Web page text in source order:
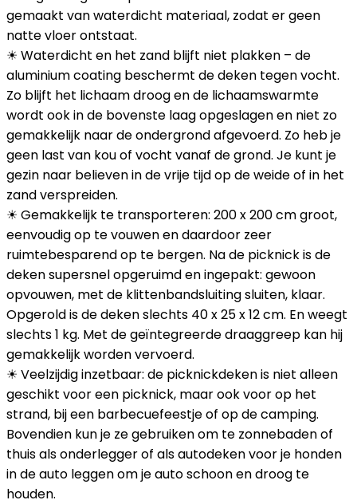
gemaakt van waterdicht materiaal, zodat er geen
natte vloer ontstaat.
☀ Waterdicht en het zand blijft niet plakken – de
aluminium coating beschermt de deken tegen vocht.
Zo blijft het lichaam droog en de lichaamswarmte
wordt ook in de bovenste laag opgeslagen en niet zo
gemakkelijk naar de ondergrond afgevoerd. Zo heb je
geen last van kou of vocht vanaf de grond. Je kunt je
gezin naar believen in de vrije tijd op de weide of in het
zand verspreiden.
☀ Gemakkelijk te transporteren: 200 x 200 cm groot,
eenvoudig op te vouwen en daardoor zeer
ruimtebesparend op te bergen. Na de picknick is de
deken supersnel opgeruimd en ingepakt: gewoon
opvouwen, met de klittenbandsluiting sluiten, klaar.
Opgerold is de deken slechts 40 x 25 x 12 cm. En weegt
slechts 1 kg. Met de geïntegreerde draaggreep kan hij
gemakkelijk worden vervoerd.
☀ Veelzijdig inzetbaar: de picknickdeken is niet alleen
geschikt voor een picknick, maar ook voor op het
strand, bij een barbecuefeestje of op de camping.
Bovendien kun je ze gebruiken om te zonnebaden of
thuis als onderlegger of als autodeken voor je honden
in de auto leggen om je auto schoon en droog te
houden.